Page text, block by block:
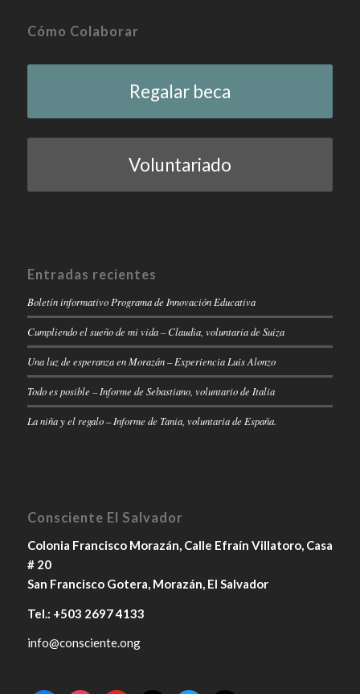
Cómo Colaborar
Regalar beca
Voluntariado
Entradas recientes
Boletín informativo Programa de Innovación Educativa
Cumpliendo el sueño de mi vida – Claudia, voluntaria de Suiza
Una luz de esperanza en Morazán – Experiencia Luis Alonzo
Todo es posible – Informe de Sebastiano, voluntario de Italia
La niña y el regalo – Informe de Tania, voluntaria de España.
Consciente El Salvador
Colonia Francisco Morazán, Calle Efraín Villatoro, Casa
# 20
San Francisco Gotera, Morazán, El Salvador
Tel.: +503 2697 4133
info@consciente.ong